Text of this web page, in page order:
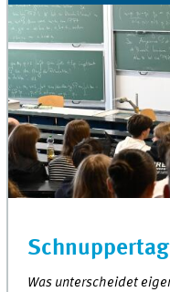
Was unterscheidet